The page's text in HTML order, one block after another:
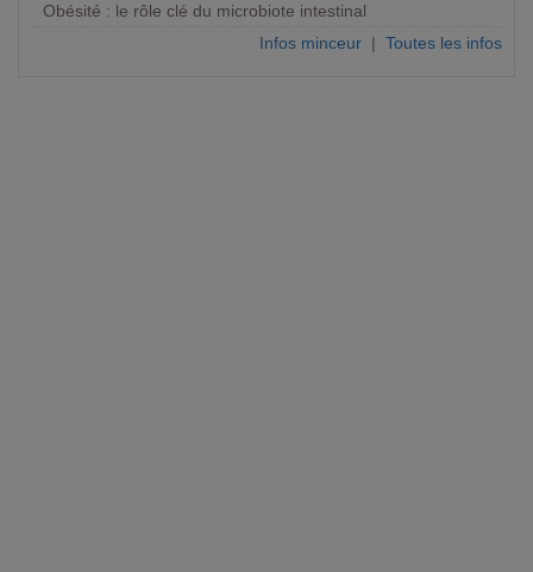
Obésité : le rôle clé du microbiote intestinal
Infos minceur | Toutes les infos